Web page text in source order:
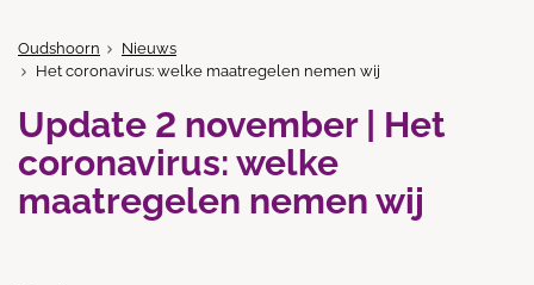
Oudshoorn
Nieuws
Het coronavirus: welke maatregelen nemen wij
Update 2 november | Het
coronavirus: welke
maatregelen nemen wij